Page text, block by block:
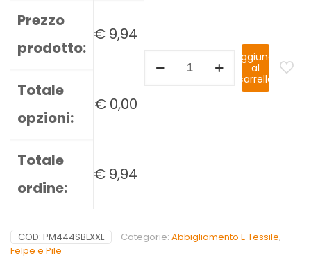
Prezzo
prodotto:
€ 9,94
Totale
opzioni:
€0,00
Totale
ordine:
€ 9,94
Aggiungi
al
carrello
COD: PM444SBLXXL Categorie: Abbigliamento E Tessile,
Felpe e Pile